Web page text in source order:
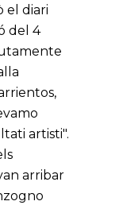
el diari
del 4
artisti".
arribar